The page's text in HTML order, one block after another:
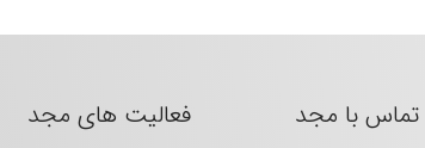
تماس با مجد فعالیت های مجد